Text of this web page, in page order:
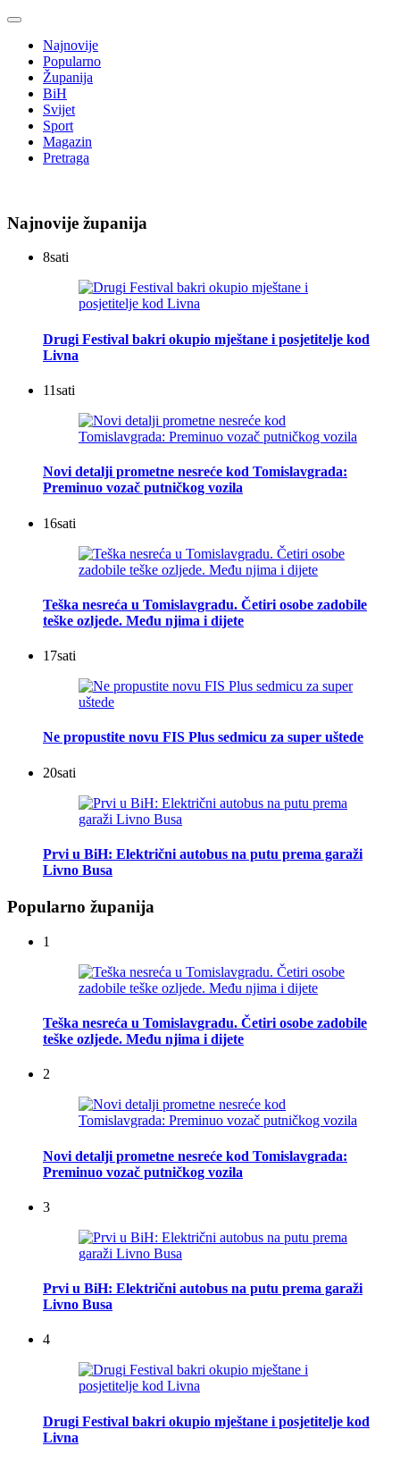
Najnovije
Popularno
Županija
BiH
Svijet
Sport
Magazin
Pretraga
Najnovije županija
8sati
Drugi Festival bakri okupio mještane i posjetitelje kod
Livna
11sati
Novi detalji prometne nesreće kod Tomislavgrada:
Preminuo vozač putničkog vozila
16sati
Teška nesreća u Tomislavgradu. Četiri osobe zadobile
teške ozljede. Među njima i dijete
17sati
Ne propustite novu FIS Plus sedmicu za super uštede
20sati
Prvi u BiH: Električni autobus na putu prema garaži
Livno Busa
Popularno županija
1
Teška nesreća u Tomislavgradu. Četiri osobe zadobile
teške ozljede. Među njima i dijete
2
Novi detalji prometne nesreće kod Tomislavgrada:
Preminuo vozač putničkog vozila
3
Prvi u BiH: Električni autobus na putu prema garaži
Livno Busa
4
Drugi Festival bakri okupio mještane i posjetitelje kod
Livna